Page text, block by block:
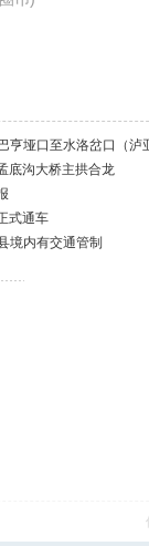
亨垭口至水洛岔口（泸
底沟大桥主拱合龙
式通车
境内有交通管制